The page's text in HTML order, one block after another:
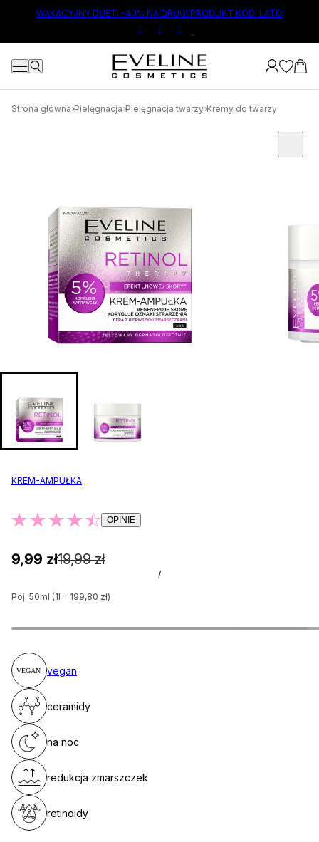
TREŚCI
WAKACYJNY DUET: -40% NA DRUGI PRODUKT KOD: LATO
:
: : 2
Strona główna Pielęgnacja Pielęgnacja twarzy Kremy do twarzy
KREM-AMPUŁKA
OPINIE
9,99 zł19,99 zł
/
Poj. 50ml (1l = 199,80 zł)
ceramidy
na noc
redukcja zmarszczek
retinoidy
vegan